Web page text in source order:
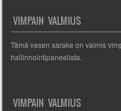
VIMPAIN VALMIUS
Tämä vasen sarake on valmis
hallinnointipaneelista.
VIMPAIN VALMIUS